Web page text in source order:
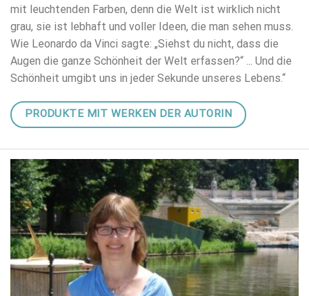
mit leuchtenden Farben, denn die Welt ist wirklich nicht
grau, sie ist lebhaft und voller Ideen, die man sehen muss.
Wie Leonardo da Vinci sagte: „Siehst du nicht, dass die
Augen die ganze Schönheit der Welt erfassen?“ ... Und die
Schönheit umgibt uns in jeder Sekunde unseres Lebens.“
PRODUKTE MIT WERKEN DER AUTORIN